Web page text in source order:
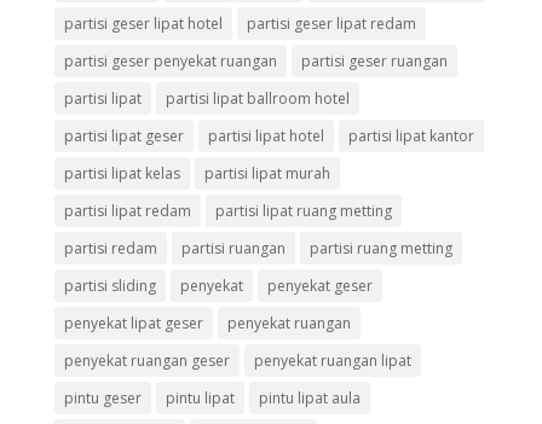
partisi geser lipat hotel
partisi geser lipat redam
partisi geser penyekat ruangan
partisi geser ruangan
partisi lipat
partisi lipat ballroom hotel
partisi lipat geser
partisi lipat hotel
partisi lipat kantor
partisi lipat kelas
partisi lipat murah
partisi lipat redam
partisi lipat ruang metting
partisi redam
partisi ruangan
partisi ruang metting
partisi sliding
penyekat
penyekat geser
penyekat lipat geser
penyekat ruangan
penyekat ruangan geser
penyekat ruangan lipat
pintu geser
pintu lipat
pintu lipat aula